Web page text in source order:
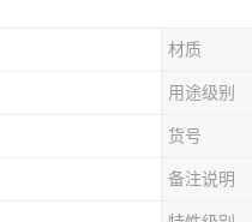
材质
用途级别
货号
备注说明